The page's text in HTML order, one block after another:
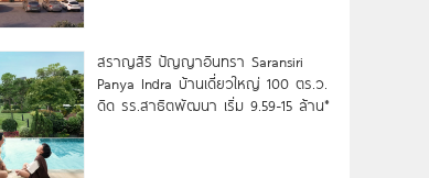
สราญสิริ ปัญญาอินทรา Saransiri
Panya Indra บ้านเดี่ยวใหญ่ 100 ตร.ว.
ดิด รร.สาธิตพัฒนา เริ่ม 9.59-15 ล้าน*